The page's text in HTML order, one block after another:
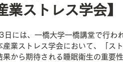
産業保健 人事・育成
業ストレス学会】
日には、一橋大学一橋講堂で行わ
産業ストレス学会において、「ス
果から期待される睡眠衛生の重要